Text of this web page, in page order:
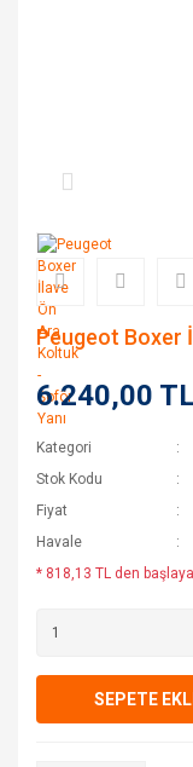
Peugeot Boxer
6.240,00 TL
Kategori
Stok Kodu
Fiyat
Havale
* 818,13 TL den
SEPETE